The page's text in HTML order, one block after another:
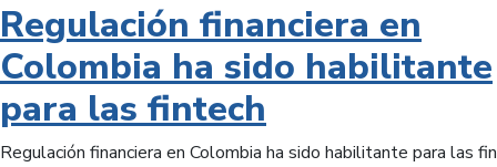
Regulación financiera en
Colombia ha sido habilitante
para las fintech
Regulación financiera en Colombia ha sido habilitante para las